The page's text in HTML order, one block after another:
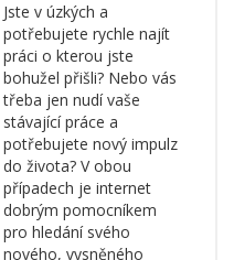
Jste v úzkých a
potřebujete rychle najít
práci o kterou jste
bohužel přišli? Nebo vás
třeba jen nudí vaše
stávající práce a
potřebujete nový impulz
do života? V obou
případech je internet
dobrým pomocníkem
pro hledání svého
nového, vysněného